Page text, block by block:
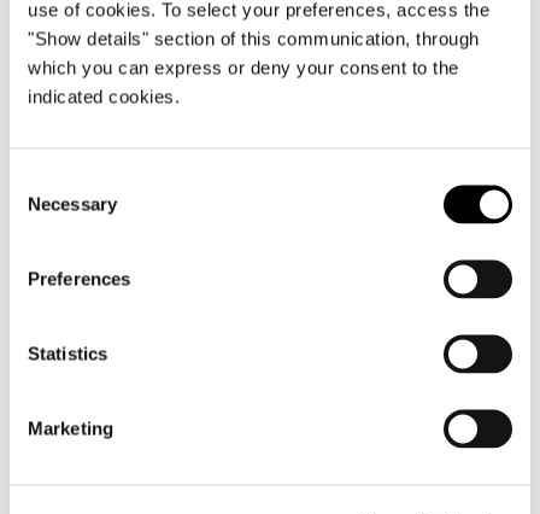
use of cookies. To select your preferences, access the
"Show details" section of this communication, through
which you can express or deny your consent to the
indicated cookies.
Selection
Necessary
Preferences
Statistics
Marketing